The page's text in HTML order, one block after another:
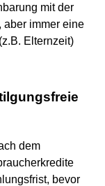
mit der
aber immer eine
Elternzeit)
dem
bevor